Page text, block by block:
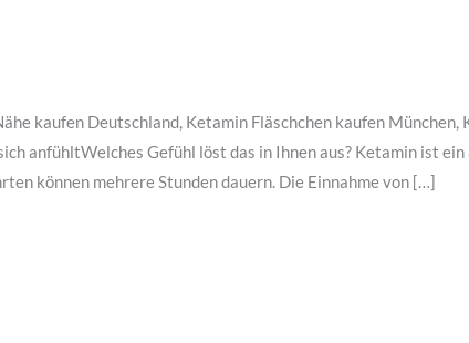
kaufen Deutschland, Ketamin Fläschchen kaufen München,
anfühltWelches Gefühl löst das in Ihnen aus? Ketamin ist
können mehrere Stunden dauern. Die Einnahme von […]